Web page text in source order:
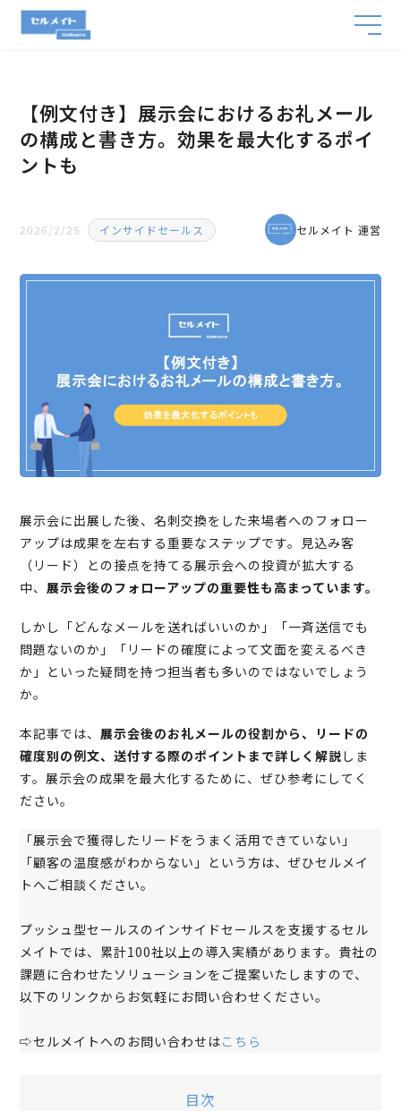
【例文付き】展示会におけるお礼メール
の構成と書き方。効果を最大化するポイ
ントも
2026/2/25 インサイドセールス セルメイト 運営
展示会に出展した後、名刺交換をした来場者へのフォロー
アップは成果を左右する重要なステップです。見込み客
（リード）との接点を持てる展示会への投資が拡大する
中、展示会後のフォローアップの重要性も高まっています。
しかし「どんなメールを送ればいいのか」「一斉送信でも
問題ないのか」「リードの確度によって文面を変えるべき
か」といった疑問を持つ担当者も多いのではないでしょう
か。
本記事では、 展示会後のお礼メールの役割から、リードの
確度別の例文、送付する際のポイントまで詳しく解説 しま
す。展示会の成果を最大化するために、ぜひ参考にしてく
ださい。
「展示会で獲得したリードをうまく活用できていない」
「顧客の温度感がわからない」という方は、ぜひセルメイ
トへご相談ください。
プッシュ型セールスのインサイドセールスを支援するセル
メイトでは、累計100社以上の導入実績があります。貴社の
課題に合わせたソリューションをご提案いたしますので、
以下のリンクからお気軽にお問い合わせください。
⇨セルメイトへのお問い合わせはこちら
目次